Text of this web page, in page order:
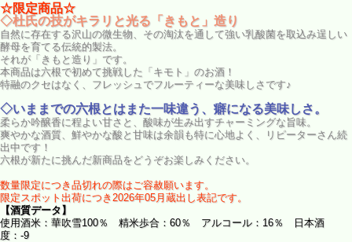
☆限定商品☆
◇杜氏の技がキラリと光る「きもと」造り
自然に存在する沢山の微生物、その淘汰を通して強い乳酸菌を取込み逞しい
酵母を育てる伝統的製法。
それが「きもと造り」です。
本商品は六根で初めて挑戦した「キモト」のお酒！
特融のクセはなく、フレッシュでフルーティーな美味しさです♪
◇いままでの六根とはまた一味違う、癖になる美味しさ。
柔らか吟醸香に程よい甘さと、酸味が生み出すチャーミングな旨味。
爽やかな酒質、鮮やかな酸と甘味は余韻も特に心地よく、リピーターさん続
出中です！
六根が新たに挑んだ新商品をどうぞお楽しみください。
数量限定につき品切れの際はご容赦願います。
限定スポット出荷につき2026年05月蔵出し表記です。
【酒質データ】
使用酒米：華吹雪100％ 精米歩合：60％ アルコール：16％ 日本酒
度：-9